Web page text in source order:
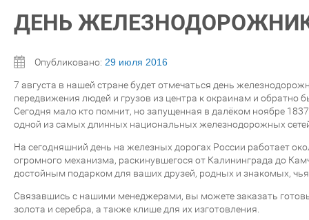
ДЕНЬ
Опубликовано: 29 июля 2016
7 августа в нашей стране будет отмечаться день
передвижения людей и грузов из центра к окраинам и обратно
Сегодня мало кто помнит, но запущенная в далёком ноябре
одной из самых длинных национальных железнодорожных
На сегодняшний день на железных дорогах России работает
огромного механизма, раскинувшегося от Калининграда до
достойным подарком для ваших друзей, родных и знакомых,
Cвязавшись с нашими менеджерами, вы можете заказать
золота и серебра, а также клише для их изготовления.